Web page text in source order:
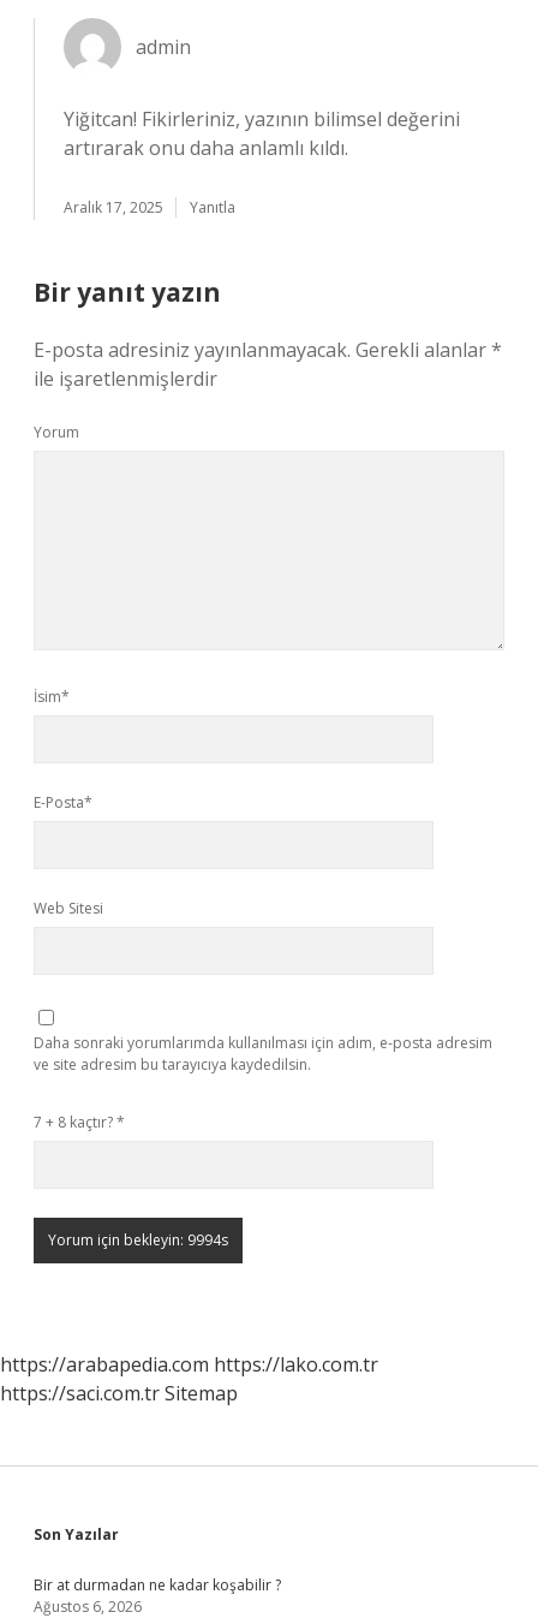
admin
Yiğitcan! Fikirleriniz, yazının bilimsel değerini
artırarak onu daha anlamlı kıldı.
Aralık 17, 2025 Yanıtla
Bir yanıt yazın
E-posta adresiniz yayınlanmayacak. Gerekli alanlar*
ile işaretlenmişlerdir
Yorum
İsim*
E-Posta*
Web Sitesi
Daha sonraki yorumlarımda kullanılması için adım, e-posta adresim
ve site adresim bu tarayıcıya kaydedilsin.
7 + 8 kaçtır?*
https://arabapedia.com https://lako.com.tr
https://saci.com.trSitemap
Sidebar
Son Yazılar
Bir at durmadan ne kadar koşabilir ?
Ağustos 6, 2026